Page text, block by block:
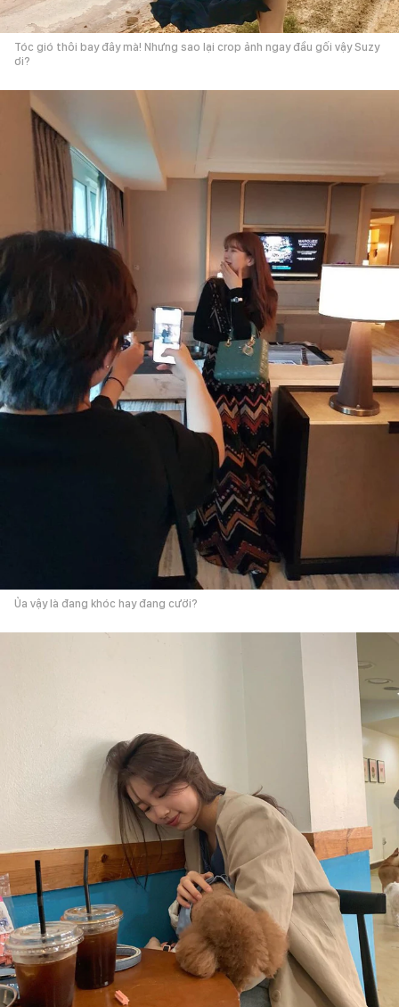
Tóc gió thôi bay đây mà! Nhưng sao lại crop ảnh ngay đầu gối vậy Suzy
ơi?
Ủa vậy là đang khóc hay đang cười?